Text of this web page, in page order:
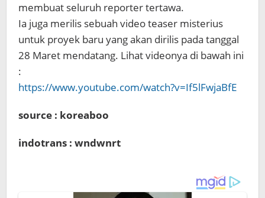
membuat seluruh reporter tertawa.
Ia juga merilis sebuah video teaser misterius
untuk proyek baru yang akan dirilis pada tanggal
28 Maret mendatang. Lihat videonya di bawah ini
:
https://www.youtube.com/watch?v=If5lFwjaBfE
source : koreaboo
indotrans : wndwnrt